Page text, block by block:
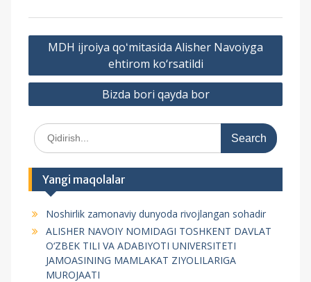
P
s
t
m
e
s
MDH ijroiya qoʻmitasida Alisher Navoiyga
ehtirom ko‘rsatildi
Bizda bori qayda bor
S
e
c
f
o
Yangi maqolalar
Noshirlik zamonaviy dunyoda rivojlangan sohadir
ALISHER NAVOIY NOMIDAGI TOSHKENT DAVLAT
O‘ZBEK TILI VA ADABIYOTI UNIVERSITETI
JAMOASINING MAMLAKAT ZIYOLILARIGA
MUROJAATI